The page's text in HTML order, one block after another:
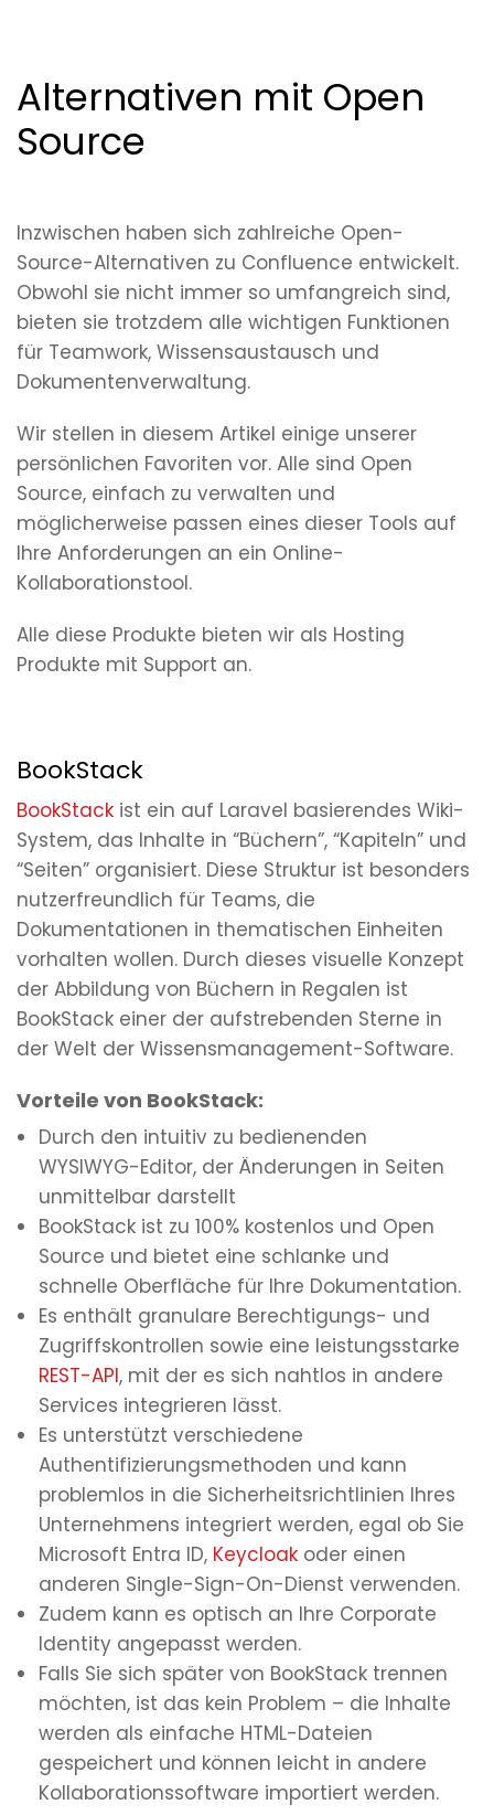
Alternativen mit Open
Source
Inzwischen haben sich zahlreiche Open-
Source-Alternativen zu Confluence entwickelt.
Obwohl sie nicht immer so umfangreich sind,
bieten sie trotzdem alle wichtigen Funktionen
für Teamwork, Wissensaustausch und
Dokumentenverwaltung.
Wir stellen in diesem Artikel einige unserer
persönlichen Favoriten vor. Alle sind Open
Source, einfach zu verwalten und
möglicherweise passen eines dieser Tools auf
Ihre Anforderungen an ein Online-
Kollaborationstool.
Alle diese Produkte bieten wir als Hosting
Produkte mit Support an.
BookStack
BookStack ist ein auf Laravel basierendes Wiki-
System, das Inhalte in “Büchern”, “Kapiteln” und
“Seiten” organisiert. Diese Struktur ist besonders
nutzerfreundlich für Teams, die
Dokumentationen in thematischen Einheiten
vorhalten wollen. Durch dieses visuelle Konzept
der Abbildung von Büchern in Regalen ist
BookStack einer der aufstrebenden Sterne in
der Welt der Wissensmanagement-Software.
Vorteile von BookStack:
Durch den intuitiv zu bedienenden
WYSIWYG-Editor, der Änderungen in Seiten
unmittelbar darstellt
BookStack ist zu 100% kostenlos und Open
Source und bietet eine schlanke und
schnelle Oberfläche für Ihre Dokumentation.
Es enthält granulare Berechtigungs- und
Zugriffskontrollen sowie eine leistungsstarke
REST-API, mit der es sich nahtlos in andere
Services integrieren lässt.
Es unterstützt verschiedene
Authentifizierungsmethoden und kann
problemlos in die Sicherheitsrichtlinien Ihres
Unternehmens integriert werden, egal ob Sie
Microsoft Entra ID, Keycloak oder einen
anderen Single-Sign-On-Dienst verwenden.
Zudem kann es optisch an Ihre Corporate
Identity angepasst werden.
Falls Sie sich später von BookStack trennen
möchten, ist das kein Problem – die Inhalte
werden als einfache HTML-Dateien
gespeichert und können leicht in andere
Kollaborationssoftware importiert werden.